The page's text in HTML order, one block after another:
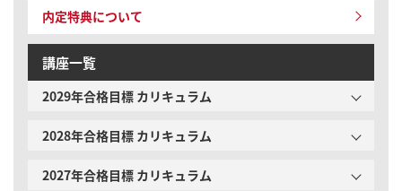
内定特典について
講座一覧
2029年合格目標 カリキュラム
2028年合格目標 カリキュラム
2027年合格目標 カリキュラム